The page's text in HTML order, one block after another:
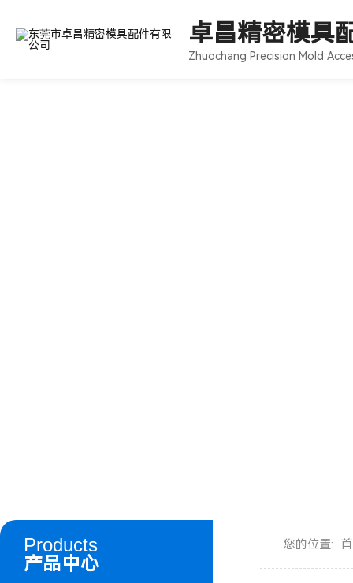
卓昌精密模具
Zhuochang Precision Mold
Products
产品中心
您的位置: